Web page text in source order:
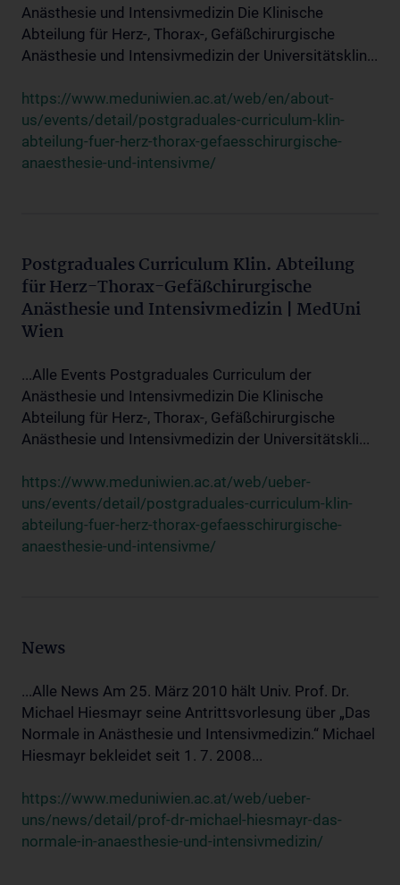
Anästhesie und Intensivmedizin Die Klinische
Abteilung für Herz-, Thorax-, Gefäßchirurgische
Anästhesie und Intensivmedizin der Universitätsklin...
https://www.meduniwien.ac.at/web/en/about-
us/events/detail/postgraduales-curriculum-klin-
abteilung-fuer-herz-thorax-gefaesschirurgische-
anaesthesie-und-intensivme/
Postgraduales Curriculum Klin. Abteilung
für Herz-Thorax-Gefäßchirurgische
Anästhesie und Intensivmedizin | MedUni
Wien
...Alle Events Postgraduales Curriculum der
Anästhesie und Intensivmedizin Die Klinische
Abteilung für Herz-, Thorax-, Gefäßchirurgische
Anästhesie und Intensivmedizin der Universitätskli...
https://www.meduniwien.ac.at/web/ueber-
uns/events/detail/postgraduales-curriculum-klin-
abteilung-fuer-herz-thorax-gefaesschirurgische-
anaesthesie-und-intensivme/
News
...Alle News Am 25. März 2010 hält Univ. Prof. Dr.
Michael Hiesmayr seine Antrittsvorlesung über „Das
Normale in Anästhesie und Intensivmedizin.“ Michael
Hiesmayr bekleidet seit 1. 7. 2008...
https://www.meduniwien.ac.at/web/ueber-
uns/news/detail/prof-dr-michael-hiesmayr-das-
normale-in-anaesthesie-und-intensivmedizin/